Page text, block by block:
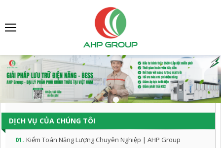
DỊCH VỤ CỦA CHÚNG TÔI
01. Kiểm Toán Năng Lượng Chuyên Nghiệp | AHP Group